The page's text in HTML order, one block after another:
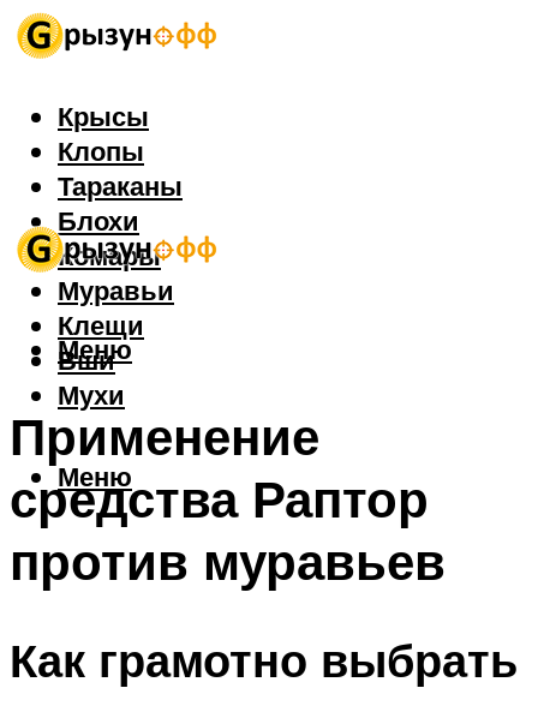
Крысы
Клопы
Тараканы
Блохи
Комары
Муравьи
Клещи
Вши
Мухи
Меню
Меню
Применение
средства Раптор
против муравьев
Как грамотно выбрать